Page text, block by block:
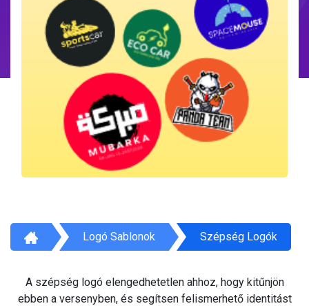
Logó Sablonok Szépség Logók
A szépség logó elengedhetetlen ahhoz, hogy kitűnjön
ebben a versenyben, és segítsen felismerhető identitást